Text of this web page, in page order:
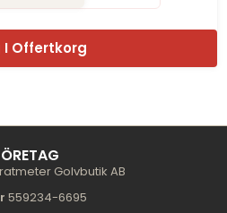
I Offertkorg
Golvbutik AB
559234-6695